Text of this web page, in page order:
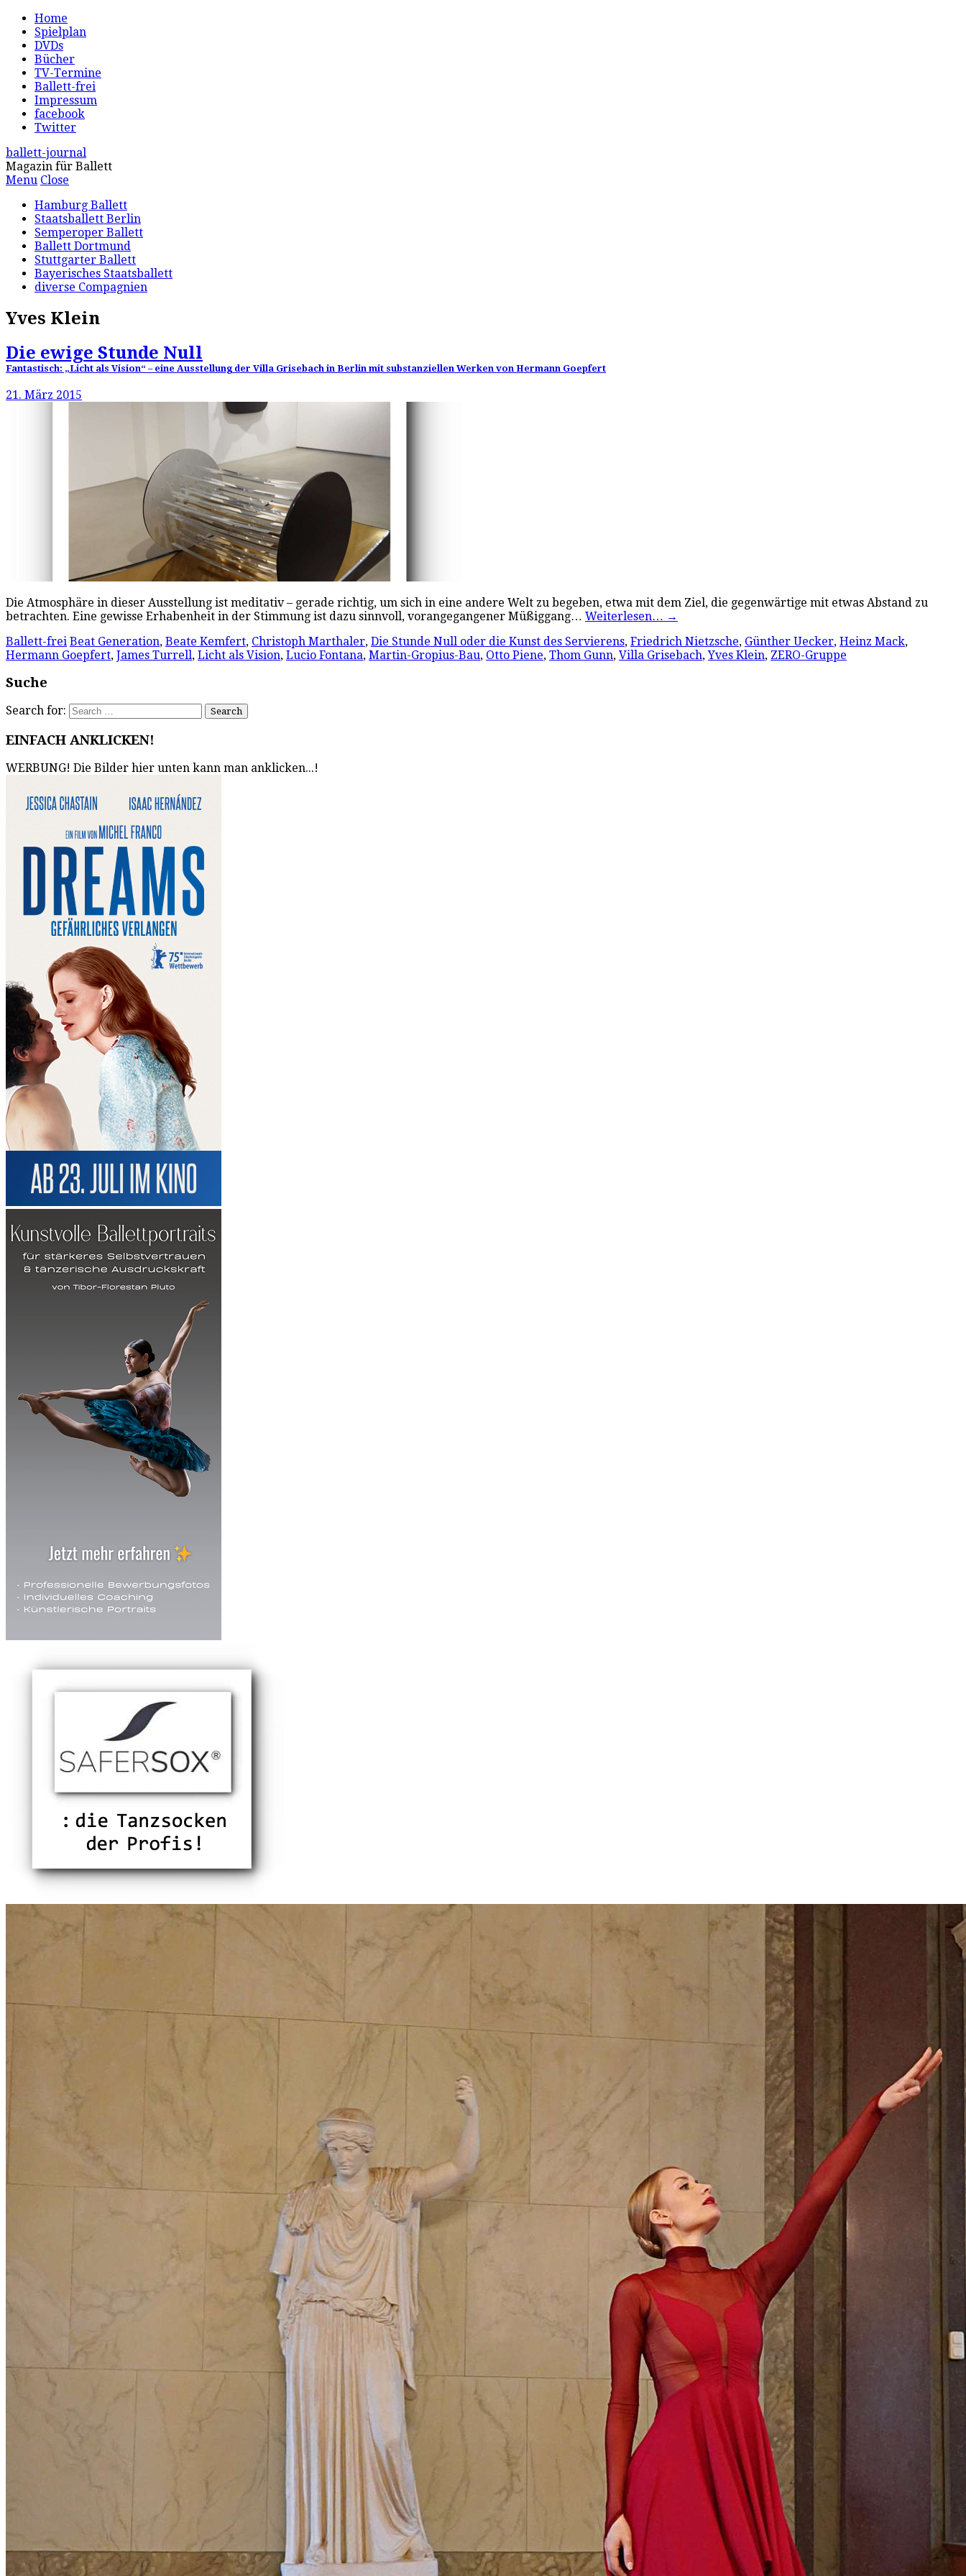
Home
Spielplan
DVDs
Bücher
TV-Termine
Ballett-frei
Impressum
facebook
Twitter
ballett-journal
Magazin für Ballett
Menu Close
Hamburg Ballett
Staatsballett Berlin
Semperoper Ballett
Ballett Dortmund
Stuttgarter Ballett
Bayerisches Staatsballett
diverse Compagnien
Yves Klein
Die ewige Stunde Null
Fantastisch: „Licht als Vision“ – eine Ausstellung der Villa Grisebach in Berlin mit substanziellen Werken von Hermann Goepfert
21. März 2015
Die Atmosphäre in dieser Ausstellung ist meditativ – gerade richtig, um sich in eine andere Welt zu begeben, etwa mit dem Ziel, die gegenwärtige mit etwas Abstand zu
betrachten. Eine gewisse Erhabenheit in der Stimmung ist dazu sinnvoll, vorangegangener Müßiggang… Weiterlesen… →
Ballett-frei Beat Generation, Beate Kemfert, Christoph Marthaler, Die Stunde Null oder die Kunst des Servierens, Friedrich Nietzsche, Günther Uecker, Heinz Mack,
Hermann Goepfert, James Turrell, Licht als Vision, Lucio Fontana, Martin-Gropius-Bau, Otto Piene, Thom Gunn, Villa Grisebach,Yves Klein, ZERO-Gruppe
Suche
Search for:
EINFACH ANKLICKEN!
WERBUNG! Die Bilder hier unten kann man anklicken...!